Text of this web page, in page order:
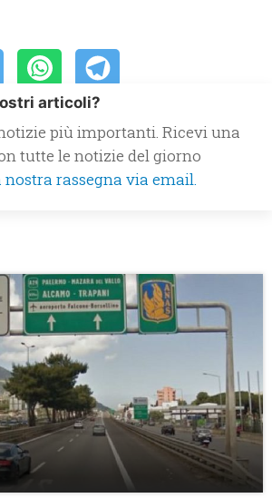
articoli?
più importanti. Ricevi una
tutte le notizie del giorno
rassegna via email.